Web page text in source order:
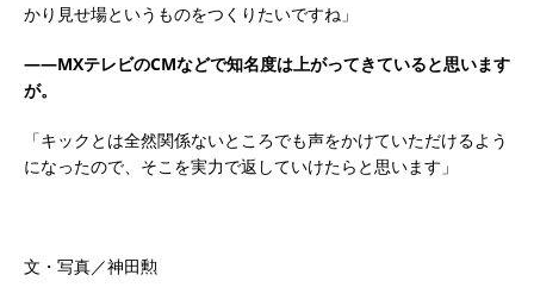
かり見せ場というものをつくりたいですね」
――MXテレビのCMなどで知名度は上がってきていると思います
が。
「キックとは全然関係ないところでも声をかけていただけるよう
になったので、そこを実力で返していけたらと思います」
文・写真／神田勲